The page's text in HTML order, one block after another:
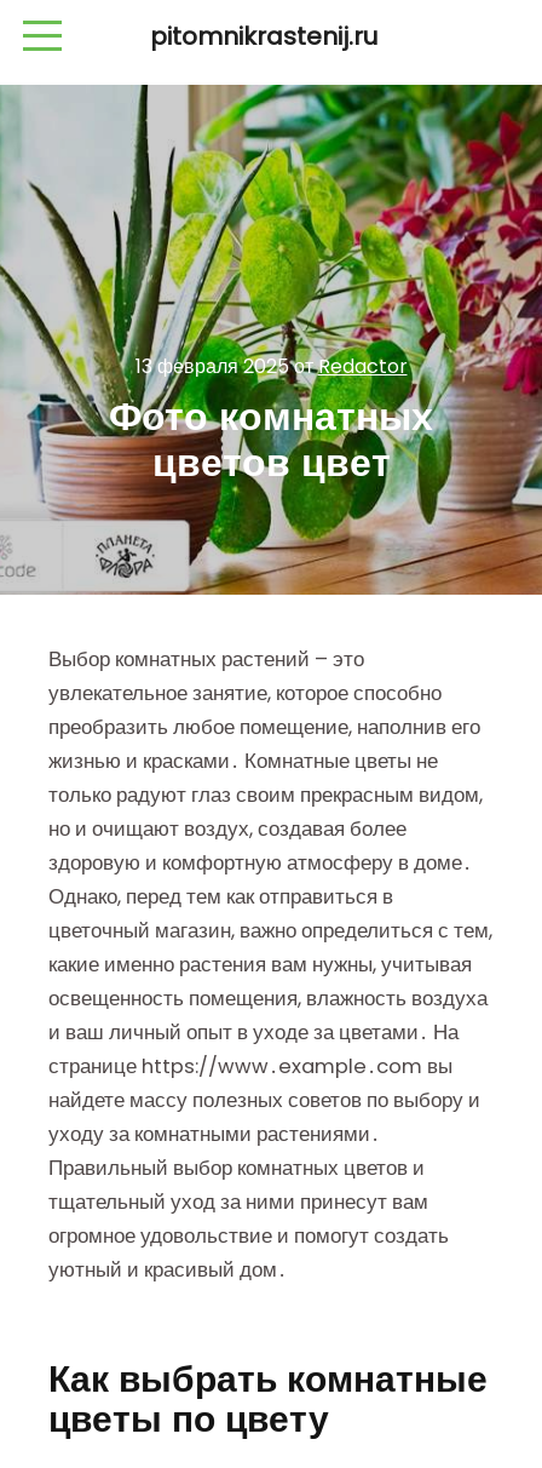
pitomnikrastenij.ru
13 февраля 2025отRedactor
Фото комнатных
цветов цвет
Выбор комнатных растений – это
увлекательное занятие, которое способно
преобразить любое помещение, наполнив его
жизнью и красками․ Комнатные цветы не
только радуют глаз своим прекрасным видом,
но и очищают воздух, создавая более
здоровую и комфортную атмосферу в доме․
Однако, перед тем как отправиться в
цветочный магазин, важно определиться с тем,
какие именно растения вам нужны, учитывая
освещенность помещения, влажность воздуха
и ваш личный опыт в уходе за цветами․ На
странице https://www․example․com вы
найдете массу полезных советов по выбору и
уходу за комнатными растениями․
Правильный выбор комнатных цветов и
тщательный уход за ними принесут вам
огромное удовольствие и помогут создать
уютный и красивый дом․
Как выбрать комнатные
цветы по цвету